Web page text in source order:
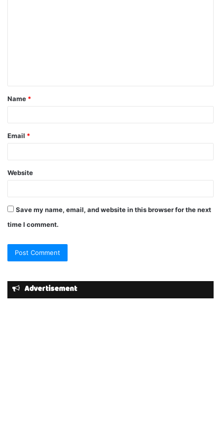
t
*
Name *
Email *
Website
Save my name, email, and website in this browser for the next
time I comment.
Advertisement